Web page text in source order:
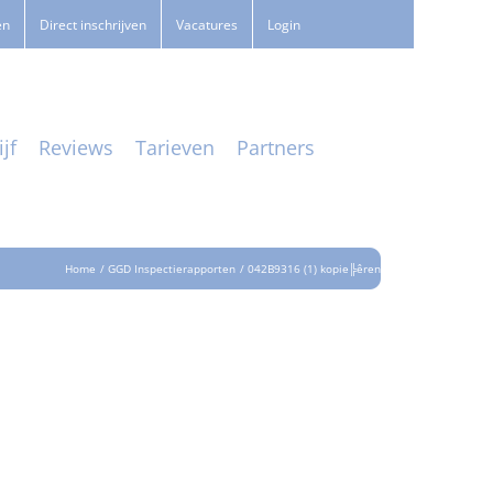
Direct inschrijven Vacatures Login
Reviews Tarieven Partners
Home GGD Inspectierapporten 042B9316 (1) kopie╠êren